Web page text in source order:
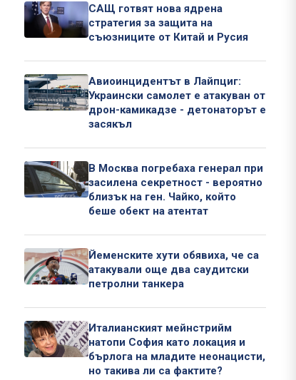
САЩ готвят нова ядрена
стратегия за защита на
съюзниците от Китай и Русия
Авиоинцидентът в Лайпциг:
Украински самолет е атакуван от
дрон-камикадзе - детонаторът е
засякъл
В Москва погребаха генерал при
засилена секретност - вероятно
близък на ген. Чайко, който
беше обект на атентат
Йеменските хути обявиха, че са
атакували още два саудитски
петролни танкера
Италианският мейнстрийм
натопи София като локация и
бърлога на младите неонацисти,
но такива ли са фактите?